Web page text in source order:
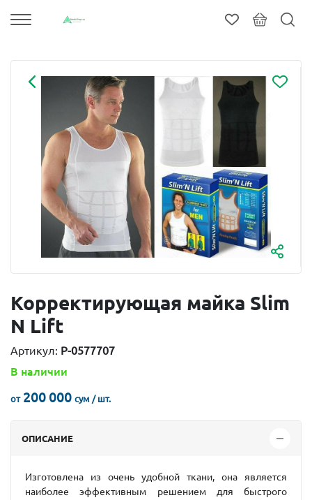
Корректирующая майка Slim
N Lift
Артикул: P-0577707
В наличии
от200 000 сум / шт.
ОПИСАНИЕ
Изготовлена из очень удобной ткани, она является
наиболее эффективным решением для быстрого